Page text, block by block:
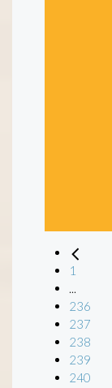
1
236
237
238
239
240